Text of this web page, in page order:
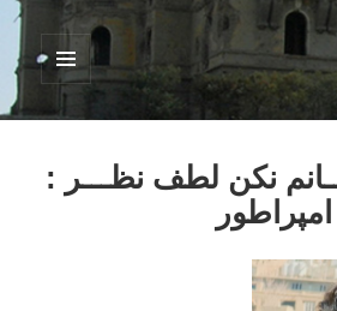
فهرست
ابزارک‌ها
نکن لطف نظـــر :